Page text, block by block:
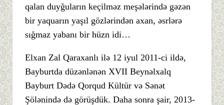
qalan duyğuların keçilməz meşələrində gəzən
bir yaquarın yaşıl gözlərindən axan, əsrlərə
sığmaz yabanı bir hüzn idi…
Elxan Zal Qaraxanlı ilə 12 iyul 2011-ci ildə,
Bayburtda düzənlənən XVII Beynəlxalq
Bayburt Dədə Qorqud Kültür və Sənət
Şölənində də görüşdük. Daha sonra şair, 2013-